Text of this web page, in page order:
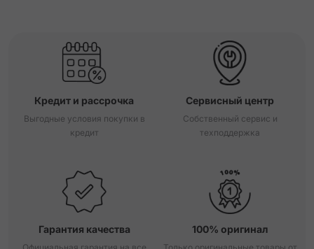
Кредит и рассрочка
Выгодные условия покупки в
кредит
Сервисный центр
Собственный сервис и
техподдержка
Гарантия качества 100% оригинал